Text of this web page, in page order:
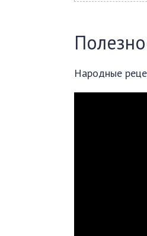
Народные